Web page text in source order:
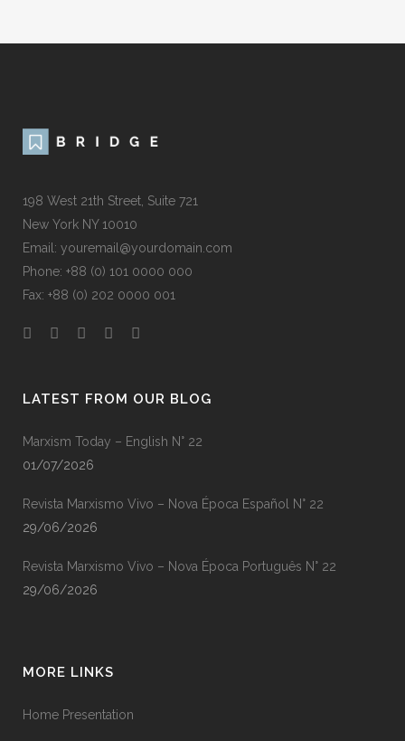
198 West 21th Street, Suite 721
New York NY 10010
Email: youremail@yourdomain.com
Phone: +88 (0) 101 0000 000
Fax: +88 (0) 202 0000 001
LATEST FROM OUR BLOG
Marxism Today – English N° 22
01/07/2026
Revista Marxismo Vivo – Nova Época Español N° 22
29/06/2026
Revista Marxismo Vivo – Nova Época Português N° 22
29/06/2026
MORE LINKS
Home Presentation